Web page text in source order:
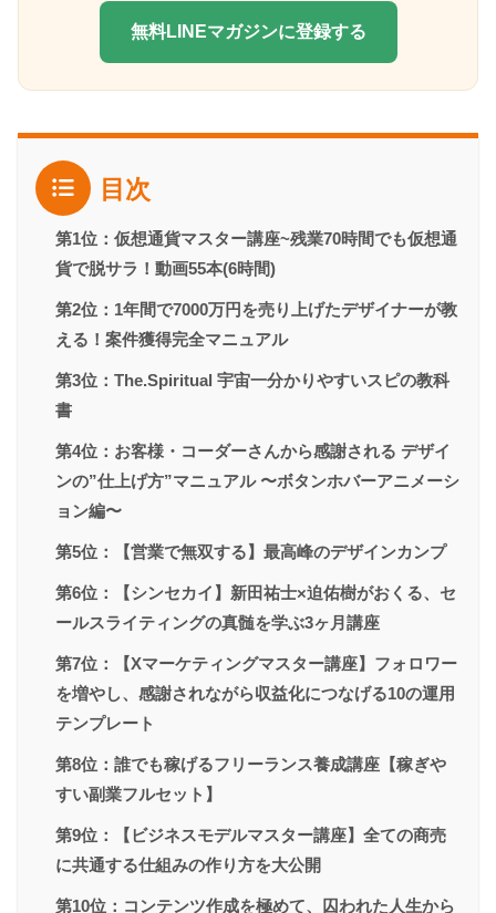
無料LINEマガジンに登録する
目次
第1位：仮想通貨マスター講座~残業70時間でも仮想通
貨で脱サラ！動画55本(6時間)
第2位：1年間で7000万円を売り上げたデザイナーが教
える！案件獲得完全マニュアル
第3位：The.Spiritual 宇宙一分かりやすいスピの教科
書
第4位：お客様・コーダーさんから感謝される デザイ
ンの”仕上げ方”マニュアル 〜ボタンホバーアニメーシ
ョン編〜
第5位：【営業で無双する】最高峰のデザインカンプ
第6位：【シンセカイ】新田祐士×迫佑樹がおくる、セ
ールスライティングの真髄を学ぶ3ヶ月講座
第7位：【Xマーケティングマスター講座】フォロワー
を増やし、感謝されながら収益化につなげる10の運用
テンプレート
第8位：誰でも稼げるフリーランス養成講座【稼ぎや
すい副業フルセット】
第9位：【ビジネスモデルマスター講座】全ての商売
に共通する仕組みの作り方を大公開
第10位：コンテンツ作成を極めて、囚われた人生から